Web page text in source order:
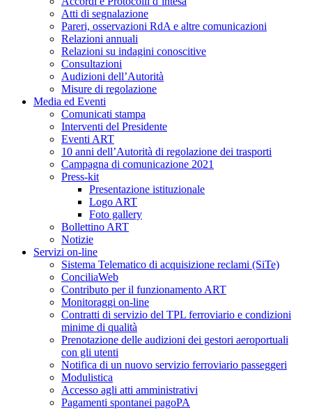
Atti di segnalazione
Pareri, osservazioni RdA e altre comunicazioni
Relazioni annuali
Relazioni su indagini conoscitive
Consultazioni
Audizioni dell’Autorità
Misure di regolazione
Media ed Eventi
Comunicati stampa
Interventi del Presidente
Eventi ART
10 anni dell’Autorità di regolazione dei trasporti
Campagna di comunicazione 2021
Press-kit
Presentazione istituzionale
Logo ART
Foto gallery
Bollettino ART
Notizie
Servizi on-line
Sistema Telematico di acquisizione reclami (SiTe)
ConciliaWeb
Contributo per il funzionamento ART
Monitoraggi on-line
Contratti di servizio del TPL ferroviario e condizioni
minime di qualità
Prenotazione delle audizioni dei gestori aeroportuali
con gli utenti
Notifica di un nuovo servizio ferroviario passeggeri
Modulistica
Accesso agli atti amministrativi
Pagamenti spontanei pagoPA